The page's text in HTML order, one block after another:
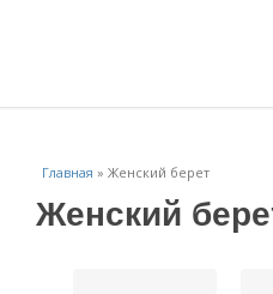
Главная » Женский берет
Женский